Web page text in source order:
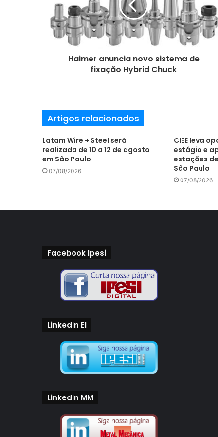
d
r
e
i
l
Haimer anuncia novo sistema de
fixação Hybrid Chuck
Artigos relacionados
Latam Wire + Steel será
realizada de 10 a 12 de agosto
em São Paulo
07/08/2026
CIEE leva
estágio e
estações
São Paulo
07/08/2026
Facebook Ipesi
LinkedIn EI
LinkedIn MM